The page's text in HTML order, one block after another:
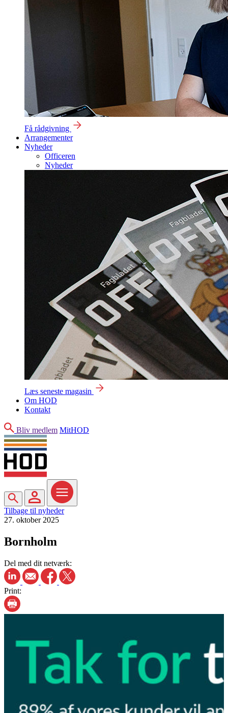
Få rådgivning
Arrangementer
Nyheder
Officeren
Nyheder
Læs seneste magasin
Om HOD
Kontakt
Søg
Bliv medlem MitHOD
Søg MitHOD Menu
Tilbage til nyheder
27. oktober 2025
Bornholm
Del med dit netværk:
Print: